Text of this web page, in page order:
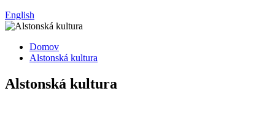
English
Domov
Alstonská kultura
Alstonská kultura